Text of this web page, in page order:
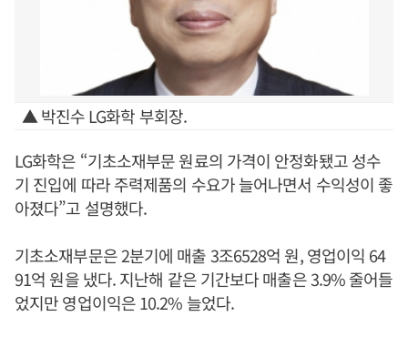
▲ 박진수 LG화학 부회장.
LG화학은 “기초소재부문 원료의 가격이 안정화됐고 성수
기 진입에 따라 주력제품의 수요가 늘어나면서 수익성이 좋
아졌다”고 설명했다.
기초소재부문은 2분기에 매출 3조6528억 원, 영업이익 64
91억 원을 냈다. 지난해 같은 기간보다 매출은 3.9% 줄어들
었지만 영업이익은 10.2% 늘었다.